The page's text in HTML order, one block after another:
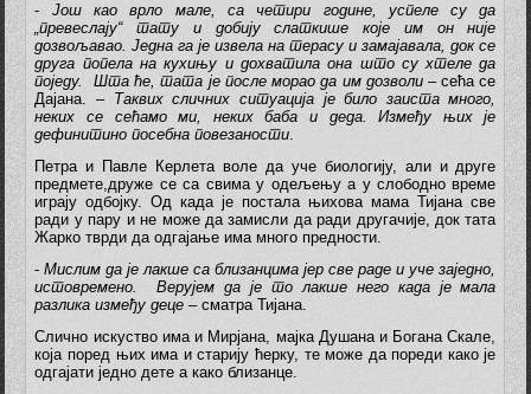
- Још као врло мале, са четири године, успеле су да
„превеслају“ тату и добију слаткише које им он није
дозвољавао. Једна га је извела на терасу и замајавала, док се
друга попела на кухињу и дохватила она што су хтеле да
поједу. Шта ће, тата је после морао да им дозволи– сећа се
Дајана. – Таквих сличних ситуација је било заиста много,
неких се сећамо ми, неких баба и деда. Између њих је
дефинитино посебна повезаности.
Петра и Павле Керлета воле да уче биологију, али и друге
предмете,друже се са свима у одељењу а у слободно време
играју одбојку. Од када је постала њихова мама Тијана све
ради у пару и не може да замисли да ради другачије, док тата
Жарко тврди да одгајање има много предности.
-Мислим да је лакше са близанцима јер све раде и уче заједно,
истовремено. Верујем да је то лакше него када је мала
разлика између деце – сматра Тијана.
Слично искуство има и Мирјана, мајка Душана и Богана Скале,
која поред њих има и старију ћерку, те може да пореди како је
одгајати једно дете а како близанце.